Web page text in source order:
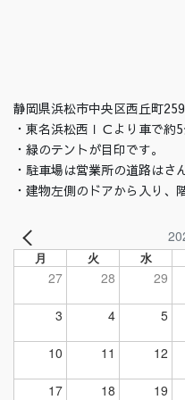
静岡県浜松市中央区西丘町
・東名浜松西ＩＣより車で約
・緑のテントが目印です。
・駐車場は営業所の道路はさ
・建物左側のドアから入り、
月 火 水
27 28 29
3 4 5
10 11 12
17 18 19